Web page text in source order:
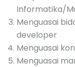
Informatika/
Menguasai
developer
Menguasai
Menguasai